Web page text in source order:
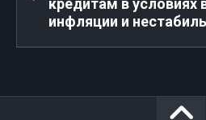
кредитам в условиях
инфляции и